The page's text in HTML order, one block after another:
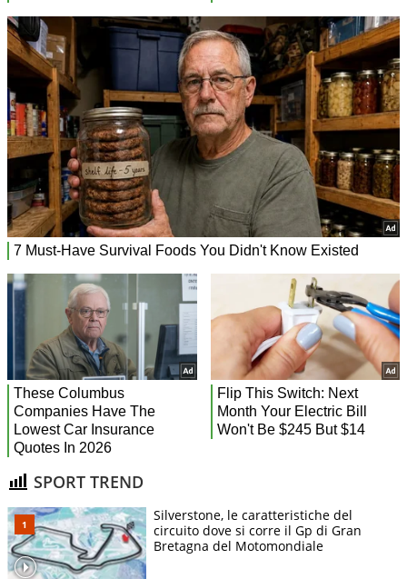
SPORT TREND
Silverstone, le caratteristiche del
circuito dove si corre il Gp di Gran
Bretagna del Motomondiale